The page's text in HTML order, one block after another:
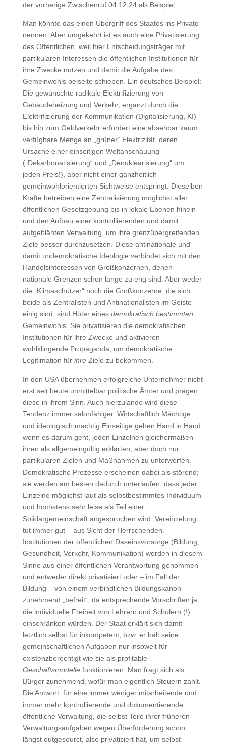
der vorherige Zwischenruf 04.12.24 als Beispiel.
Man könnte das einen Übergriff des Staates ins Private
nennen. Aber umgekehrt ist es auch eine Privatisierung
des Öffentlichen, weil hier Entscheidungsträger mit
partikularen Interessen die öffentlichen Institutionen für
ihre Zwecke nutzen und damit die Aufgabe des
Gemeinwohls beiseite schieben. Ein deutsches Beispiel:
Die gewünschte radikale Elektrifizierung von
Gebäudeheizung und Verkehr, ergänzt durch die
Elektrifizierung der Kommunikation (Digitalisierung, KI)
bis hin zum Geldverkehr erfordert eine absehbar kaum
verfügbare Menge an „grüner“ Elektrizität, deren
Ursache einer einseitigen Weltanschauung
(„Dekarbonatisierung“ und „Denuklearisierung“ um
jeden Preis!), aber nicht einer ganzheitlich
gemeinwohlorientierten Sichtweise entspringt. Dieselben
Kräfte betreiben eine Zentralisierung möglichst aller
öffentlichen Gesetzgebung bis in lokale Ebenen hinein
und den Aufbau einer kontrollierenden und damit
aufgeblähten Verwaltung, um ihre grenzübergreifenden
Ziele besser durchzusetzen. Diese antinationale und
damit undemokratische Ideologie verbindet sich mit den
Handelsinteressen von Großkonzernen, denen
nationale Grenzen schon lange zu eng sind. Aber weder
die „Klimaschützer“ noch die Großkonzerne, die sich
beide als Zentralisten und Antinationalisten im Geiste
einig sind, sind Hüter eines demokratisch bestimmten
Gemeinwohls. Sie privatisieren die demokratischen
Institutionen für ihre Zwecke und aktivieren
wohlklingende Propaganda, um demokratische
Legitimation für ihreZiele zu bekommen.
In den USA übernehmen erfolgreiche Unternehmer nicht
erst seit heute unmittelbar politische Ämter und prägen
diese in ihrem Sinn. Auch hierzulande wird diese
Tendenz immer salonfähiger. Wirtschaftlich Mächtige
und ideologisch mächtig Einseitige gehen Hand in Hand
wenn es darum geht, jeden Einzelnen gleichermaßen
ihren als allgemeingültig erklärten, aber doch nur
partikularen Zielen und Maßnahmen zu unterwerfen.
Demokratische Prozesse erscheinen dabei als störend;
sie werden am besten dadurch unterlaufen, dass jeder
Einzelne möglichst laut als selbstbestimmtes Individuum
und höchstens sehr leise als Teil einer
Solidargemeinschaft angesprochen wird. Vereinzelung
tut immer gut – aus Sicht der Herrschenden.
Institutionen der öffentlichen Daseinsvorsorge (Bildung,
Gesundheit, Verkehr, Kommunikation) werden in diesem
Sinne aus einer öffentlichen Verantwortung genommen
und entweder direkt privatisiert oder – im Fall der
Bildung – von einem verbindlichen Bildungskanon
zunehmend „befreit“, da entsprechende Vorschriften ja
die individuelle Freiheit von Lehrern und Schülern (!)
einschränken würden. Der Staat erklärt sich damit
letztlich selbst für inkompetent, bzw. er hält seine
gemeinschaftlichen Aufgaben nur insoweit für
existenzberechtigt wie sie als profitable
Geschäftsmodellefunktionieren. Man fragt sich als
Bürger zunehmend, wofür man eigentlich Steuern zahlt.
Die Antwort: für eine immer weniger mitarbeitende und
immer mehr kontrollierende und dokumentierende
öffentliche Verwaltung, die selbst Teile ihrer früheren
Verwaltungsaufgaben wegen Überforderung schon
längst outgesourct, also privatisiert hat, um selbst